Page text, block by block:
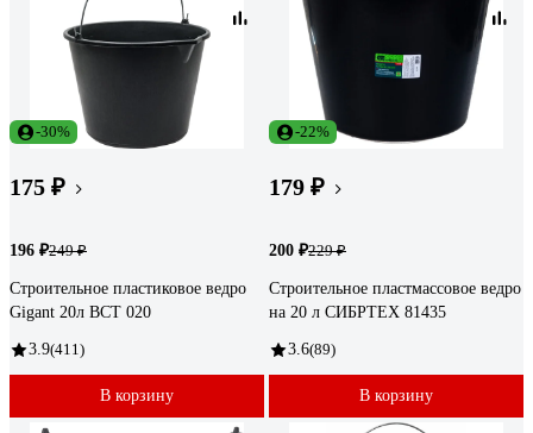
-30%
175 ₽
196 ₽249 ₽
Строительное пластиковое ведро
Gigant 20л BCT 020
3.9(411)
В корзину
-22%
179 ₽
200 ₽229 ₽
Строительное пластмассовое ведро
на 20 л СИБРТЕХ 81435
3.6(89)
В корзину